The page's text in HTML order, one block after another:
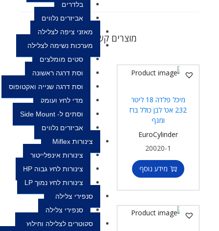
בלדרים
אביזרים נלווים
מאזני ציפה לצלילה
מערכות נשימה לצלילה
סטים מומלצים
וסת דרגה ראשונה
וסת דרגה שנייה ואקטופוס
מדי לחץ ועומק
וסתים ל- Side Mount
אביזרים נלווים
צינורות Miflex
צינורות אינפלייטור
צינורות לחץ גבוה HP
צינורות לחץ נמוך LP
סנפירי צלילה
סנפירי צלילה
סקוטרים לצלילה וחילוץ
מוצרים קשורים
מיכל פלדה 18 ליטר
232 אט’ לבן כולל ברז
EuroCylinder
20020-1
מידע נוסף